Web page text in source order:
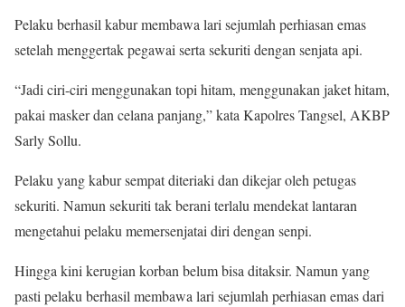
Pelaku berhasil kabur membawa lari sejumlah perhiasan emas
setelah menggertak pegawai serta sekuriti dengan senjata api.
“Jadi ciri-ciri menggunakan topi hitam, menggunakan jaket hitam,
pakai masker dan celana panjang,” kata Kapolres Tangsel, AKBP
Sarly Sollu.
Pelaku yang kabur sempat diteriaki dan dikejar oleh petugas
sekuriti. Namun sekuriti tak berani terlalu mendekat lantaran
mengetahui pelaku memersenjatai diri dengan senpi.
Hingga kini kerugian korban belum bisa ditaksir. Namun yang
pasti pelaku berhasil membawa lari sejumlah perhiasan emas dari